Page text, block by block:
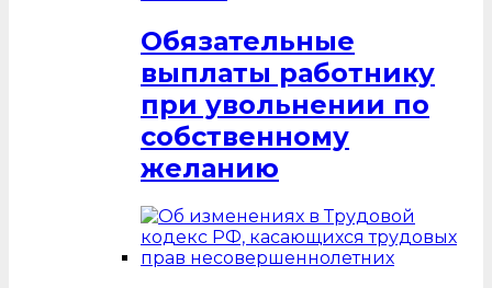
Обязательные
выплаты работнику
при увольнении по
собственному
желанию